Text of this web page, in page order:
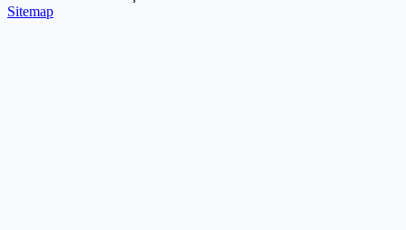
Sitemap